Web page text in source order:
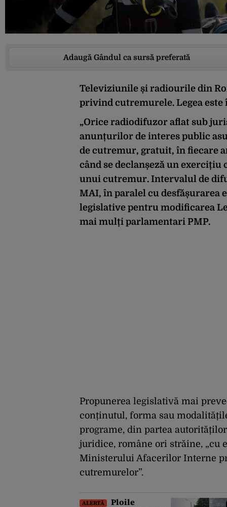
Adaugă Gândul ca sursă preferată
Televiziunile și radiourile din
privind cutremurele. Legea este
„Orice radiodifuzor aflat sub
anunțurilor de interes public
de cutremur, gratuit, în fiecare
când se declanșeză un
unui cutremur. Intervalul de
MAI, în paralel cu
legislative pentru modificarea
mai mulți parlamentari PMP.
Propunerea legislativă mai
conținutul, forma sau
programe, din partea
juridice, române ori străine, „cu
Ministerului Afacerilor Interne
cutremurelor”.
ALERTĂ
Ploile